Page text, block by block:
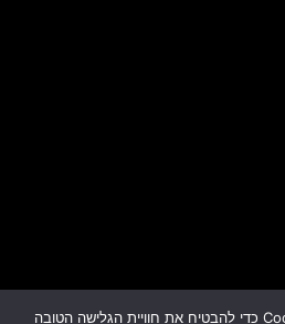
אנחנו משתמשים בקובצי Cookie כדי להבטיח את חוויית הגלישה הטובה